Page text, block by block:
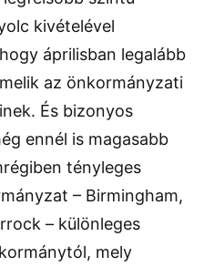
kivételével
áprilisban legalább
az önkormányzati
És bizonyos
ennél is magasabb
tényleges
– Birmingham,
– különleges
mely